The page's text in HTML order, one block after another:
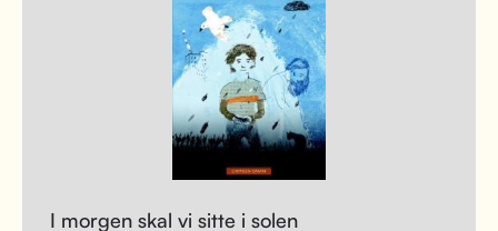
I morgen skal vi sitte i solen